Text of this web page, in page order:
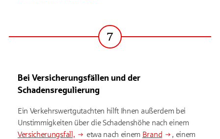
Schritt
7
Bei Versicherungsfällen und der
Schadensregulierung
Ein Verkehrswertgutachten hilft Ihnen außerdem bei
Unstimmigkeiten über die Schadenshöhe nach einem
Versicherungsfall,
etwa nach einem Brand
, einem